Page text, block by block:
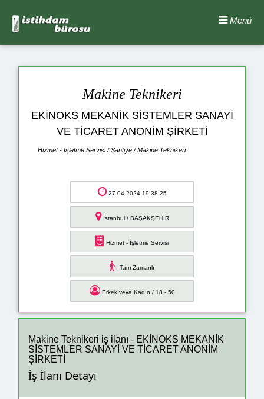
Menü
Makine Teknikeri
EKİNOKS MEKANİK SİSTEMLER SANAYİ
VE TİCARET ANONİM ŞİRKETİ
Hizmet - İşletme Servisi / Şantiye / Makine Teknikeri
27-04-2024 19:38:25
İstanbul / BAŞAKŞEHİR
Hizmet - İşletme Servisi
Tam Zamanlı
Erkek veya Kadın / 18 - 50
Makine Teknikeri iş ilanı - EKİNOKS MEKANİK
SİSTEMLER SANAYİ VE TİCARET ANONİM
ŞİRKETİ
İş İlanı Detayı